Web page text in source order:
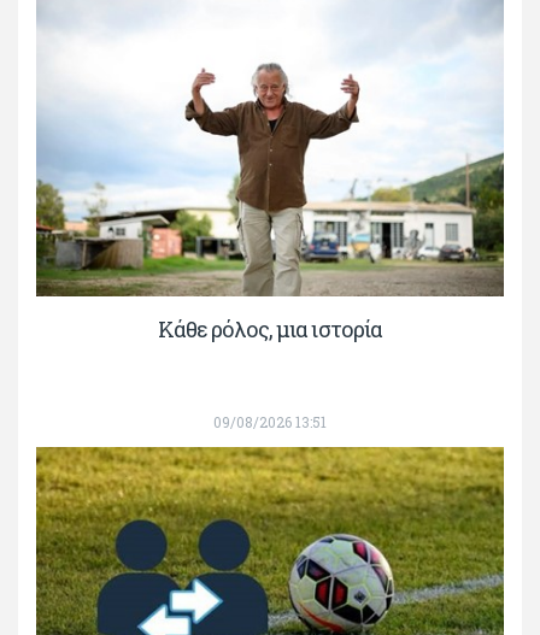
Κάθε ρόλος, μια ιστορία
09/08/2026 13:51